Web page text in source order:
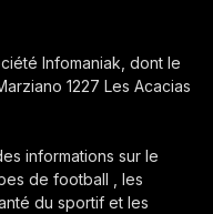
Infomaniak, dont le
1227 Les Acacias
informations sur le
de football , les
du sportif et les